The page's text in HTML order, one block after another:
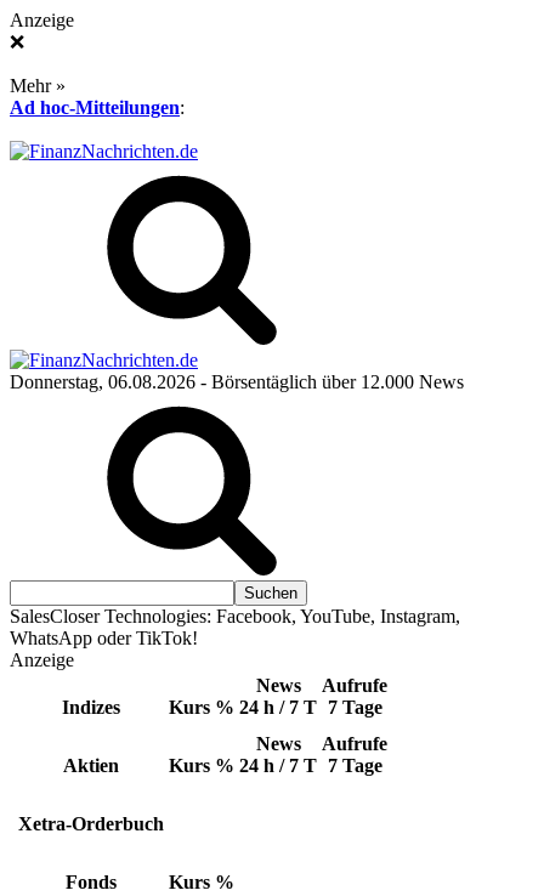
Anzeige
❌
Mehr »
Ad hoc-Mitteilungen:
Donnerstag, 06.08.2026 - Börsentäglich über 12.000 News
SalesCloser Technologies: Facebook, YouTube, Instagram,
WhatsApp oder TikTok!
Anzeige
Indizes Kurs %
News
24 h / 7 T
Aufrufe
7 Tage
Aktien Kurs %
News
24 h / 7 T
Aufrufe
7 Tage
Xetra-Orderbuch
Fonds Kurs %